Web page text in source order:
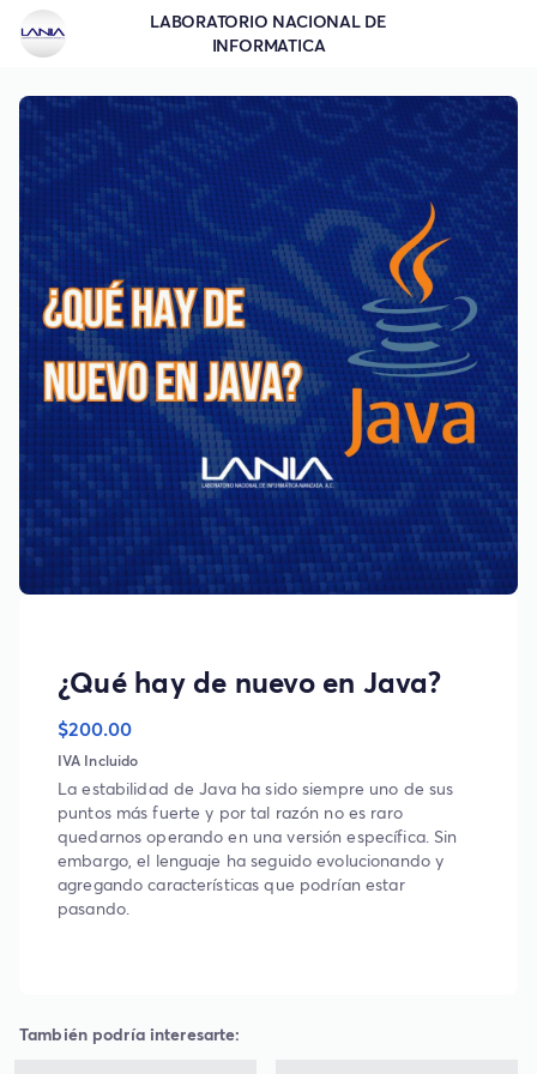
LABORATORIO NACIONAL DE
INFORMATICA
¿Qué hay de nuevo en Java?
$200.00
IVA Incluido
La estabilidad de Java ha sido siempre uno de sus
puntos más fuerte y por tal razón no es raro
quedarnos operando en una versión específica. Sin
embargo, el lenguaje ha seguido evolucionando y
agregando características que podrían estar
pasando.
También podría interesarte: